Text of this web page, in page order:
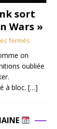
sort
Wars »
fermés
on
oubliée
à bloc. […]